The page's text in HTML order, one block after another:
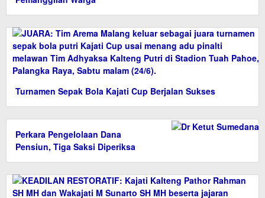
Turnamen Sepak Bola Kajati Cup Berjalan Sukses
Perkara Pengelolaan Dana
Pensiun, Tiga Saksi Diperiksa